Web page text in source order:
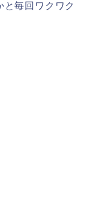
毎回ワクワク